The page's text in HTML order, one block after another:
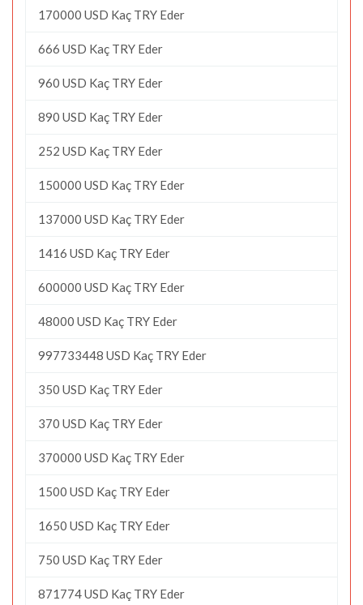
170000 USD Kaç TRY Eder
666 USD Kaç TRY Eder
960 USD Kaç TRY Eder
890 USD Kaç TRY Eder
252 USD Kaç TRY Eder
150000 USD Kaç TRY Eder
137000 USD Kaç TRY Eder
1416 USD Kaç TRY Eder
600000 USD Kaç TRY Eder
48000 USD Kaç TRY Eder
997733448 USD Kaç TRY Eder
350 USD Kaç TRY Eder
370 USD Kaç TRY Eder
370000 USD Kaç TRY Eder
1500 USD Kaç TRY Eder
1650 USD Kaç TRY Eder
750 USD Kaç TRY Eder
871774 USD Kaç TRY Eder